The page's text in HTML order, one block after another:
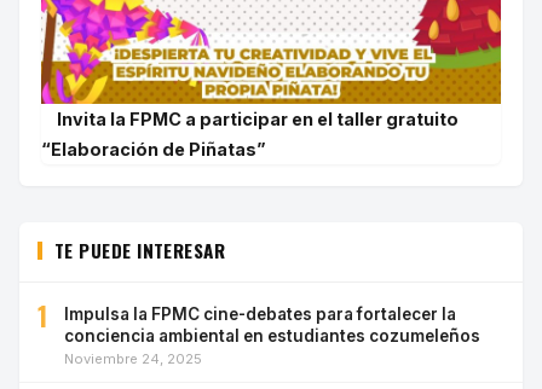
Invita la FPMC a participar en el taller gratuito
“Elaboración de Piñatas”
TE PUEDE INTERESAR
1
Impulsa la FPMC cine-debates para fortalecer la
conciencia ambiental en estudiantes cozumeleños
Noviembre 24, 2025